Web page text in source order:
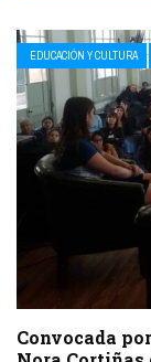
EDUCACIÓN Y CULTURA
Convocada